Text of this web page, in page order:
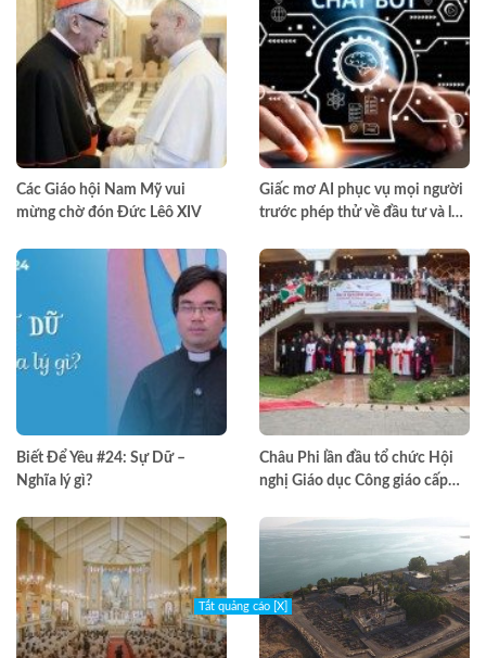
Các Giáo hội Nam Mỹ vui
mừng chờ đón Đức Lêô XIV
Giấc mơ AI phục vụ mọi người
trước phép thử về đầu tư và lợi
Biết Để Yêu #24: Sự Dữ –
Nghĩa lý gì?
Châu Phi lần đầu tổ chức Hội
nghị Giáo dục Công giáo cấp
Tắt quảng cáo [X]